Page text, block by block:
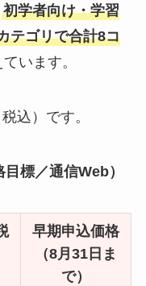
初学者向け・学習
テゴリで合計8コ
います。
込）です。
標／通信Web）
早期申込価格
（8月31日ま
で）